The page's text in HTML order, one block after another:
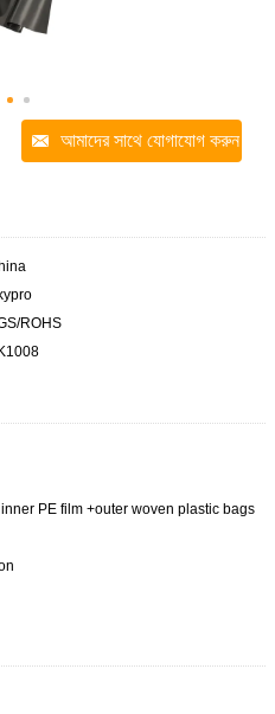
আমাদের সাথে যোগাযোগ করুন
ROHS
PE film +outer woven plastic bags